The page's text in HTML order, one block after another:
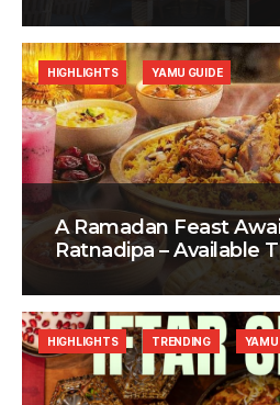
A Ramadan Feast
Ratnadipa – Available
HIGHLIGHTS YAMU GUIDE
HIGHLIGHTS TRENDING YAMU